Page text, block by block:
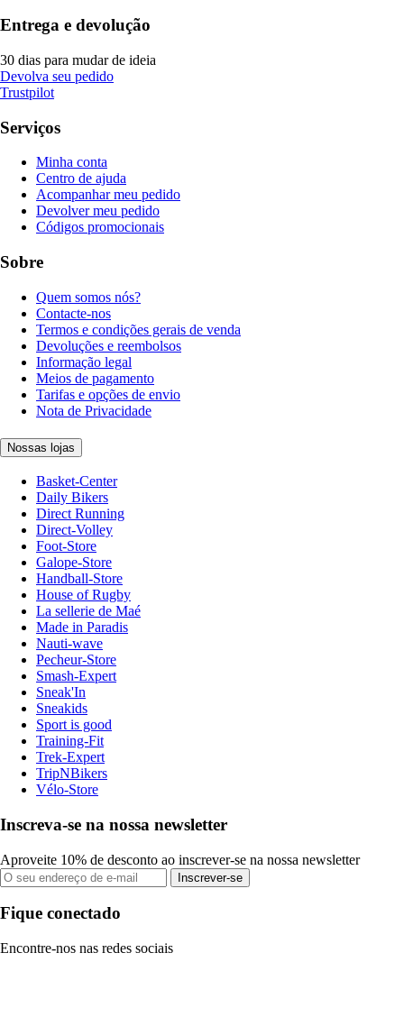
Entrega e devolução
30 dias para mudar de ideia
Devolva seu pedido
Trustpilot
Serviços
Minha conta
Centro de ajuda
Acompanhar meu pedido
Devolver meu pedido
Códigos promocionais
Sobre
Quem somos nós?
Contacte-nos
Termos e condições gerais de venda
Devoluções e reembolsos
Informação legal
Meios de pagamento
Tarifas e opções de envio
Nota de Privacidade
Nossas lojas
Basket-Center
Daily Bikers
Direct Running
Direct-Volley
Foot-Store
Galope-Store
Handball-Store
House of Rugby
La sellerie de Maé
Made in Paradis
Nauti-wave
Pecheur-Store
Smash-Expert
Sneak'In
Sneakids
Sport is good
Training-Fit
Trek-Expert
TripNBikers
Vélo-Store
Inscreva-se na nossa newsletter
Aproveite 10% de desconto ao inscrever-se na nossa newsletter
Inscrever-se
Fique conectado
Encontre-nos nas redes sociais